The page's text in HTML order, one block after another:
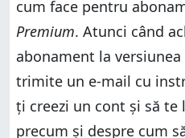
cum face pentru
Premium. Atunci când
abonament la versiunea
trimite un e-mail cu
ți creezi un cont și să te
precum și despre cum